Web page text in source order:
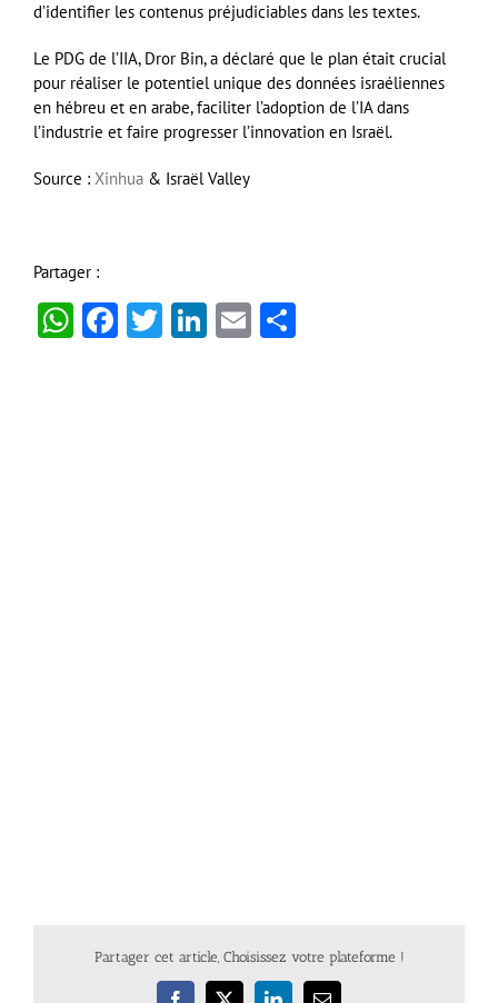
d’identifier les contenus préjudiciables dans les textes.
Le PDG de l’IIA, Dror Bin, a déclaré que le plan était crucial
pour réaliser le potentiel unique des données israéliennes
en hébreu et en arabe, faciliter l’adoption de l’IA dans
l’industrie et faire progresser l’innovation en Israël.
Source : Xinhua & Israël Valley
Partager :
WhatsApp
Facebook
Twitter
LinkedIn
Email
Partager cet article, Choisissez votre plateforme !